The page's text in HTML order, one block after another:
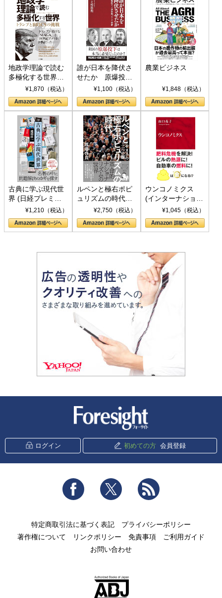
地政学理論で読む
多極化する世界：
トランプとBRICS
の挑戦
¥1,870（税込）
誰が日本を降伏さ
せたか 原爆投
下、ソ連参戦、そ
して聖断 (PHP新
書)
¥1,100（税込）
農業ビジネス
¥1,848（税込）
古典に学ぶ現代世
界 (日経プレミア
シリーズ)¥1,210（税込）
ルペンと極右ポピ
ュリズムの時代：
〈ヤヌス〉の二つ
の顔
¥2,750（税込）
ウンコノミクス
(インターナショナ
ル新書)¥1,045（税込）
ログイン 初めての方 会員登録
Facebook Twitter
特定商取引法に基づく表記
プライバシーポリシー
著作権について
リンクポリシー 免責事項
ご利用ガイド
お問い合わせ